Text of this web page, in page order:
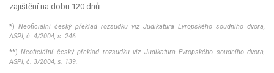
zajištění na dobu 120 dnů.
*) Neoficiální český překlad rozsudku viz Judikatura Evropského soudního dvora,
ASPI, č. 4/2004, s. 246.
**) Neoficiální český překlad rozsudku viz Judikatura Evropského soudního dvora,
ASPI, č. 3/2004, s. 139.